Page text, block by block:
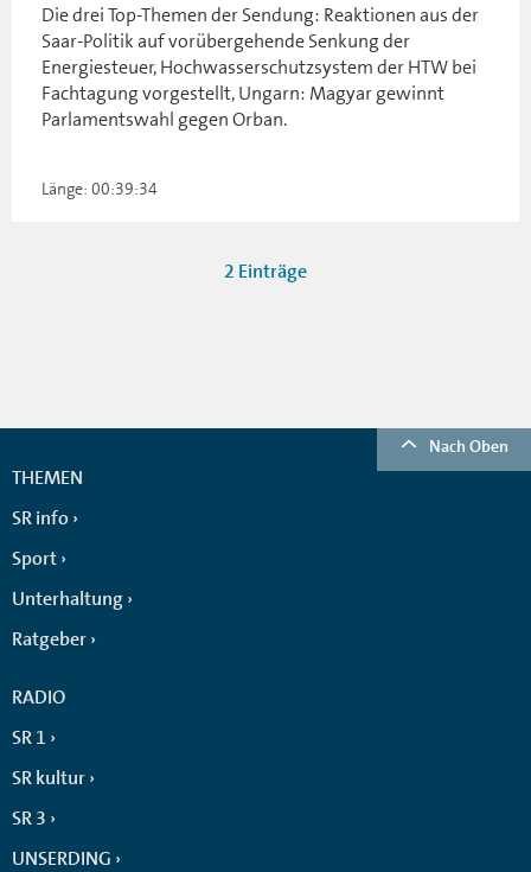
Die drei Top-Themen der Sendung: Reaktionen aus der
Saar-Politik auf vorübergehende Senkung der
Energiesteuer, Hochwasserschutzsystem der HTW bei
Fachtagung vorgestellt, Ungarn: Magyar gewinnt
Parlamentswahl gegen Orban.
Länge: 00:39:34
2 Einträge
Nach Oben
THEMEN
SR info
Sport
Unterhaltung
Ratgeber
RADIO
SR 1
SR kultur
SR 3
UNSERDING